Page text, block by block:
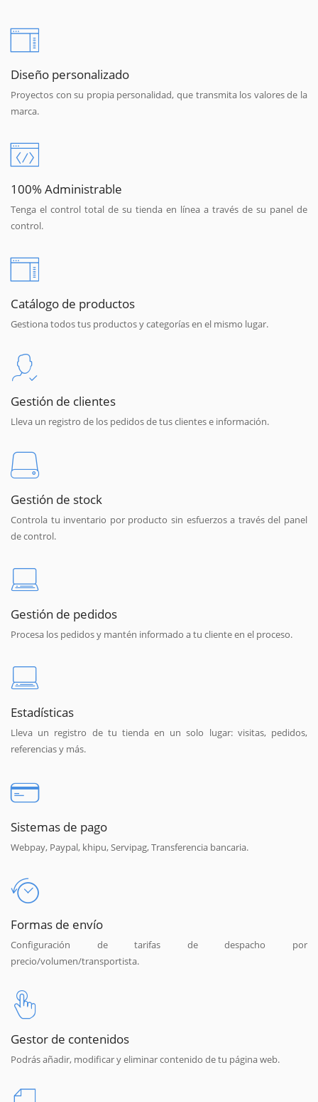
Diseño personalizado
Proyectos con su propia personalidad, que transmita los valores de la
marca.
100% Administrable
Tenga el control total de su tienda en línea a través de su panel de
control.
Catálogo de productos
Gestiona todos tus productos y categorías en el mismo lugar.
Gestión de clientes
Lleva un registro de los pedidos de tus clientes e información.
Gestión de stock
Controla tu inventario por producto sin esfuerzos a través del panel
de control.
Gestión de pedidos
Procesa los pedidos y mantén informado a tu cliente en el proceso.
Estadísticas
Lleva un registro de tu tienda en un solo lugar: visitas, pedidos,
referencias y más.
Sistemas de pago
Webpay, Paypal, khipu, Servipag, Transferencia bancaria.
Formas de envío
Configuración de tarifas de despacho por
precio/volumen/transportista.
Gestor de contenidos
Podrás añadir, modificar y eliminar contenido de tu página web.